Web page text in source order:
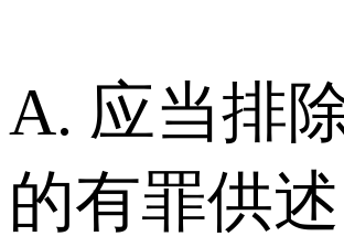
A. 应当排
的有罪供